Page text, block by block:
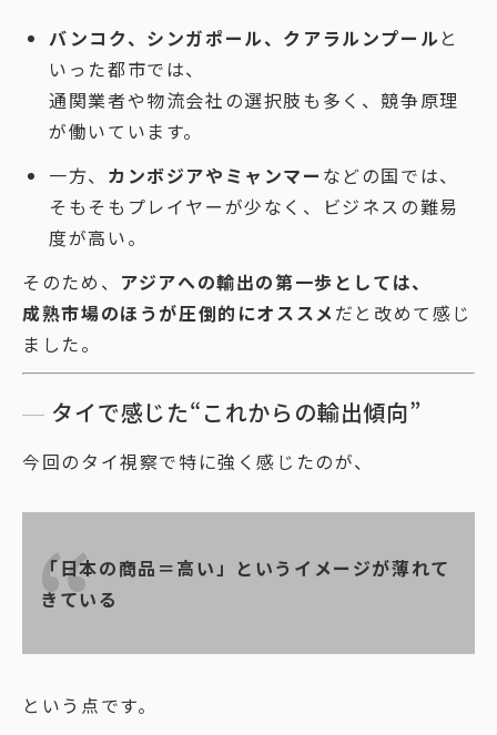
バンコク、シンガポール、クアラルンプール と
いった都市では、
通関業者や物流会社の選択肢も多く、競争原理
が働いています。
一方、 カンボジアやミャンマー などの国では、
そもそもプレイヤーが少なく、ビジネスの難易
度が高い。
そのため、 アジアへの輸出の第一歩としては、
成熟市場のほうが圧倒的にオススメだと改めて感じ
ました。
タイで感じた“これからの輸出傾向”
今回のタイ視察で特に強く感じたのが、
「日本の商品＝高い」というイメージが薄れて
きている
という点です。